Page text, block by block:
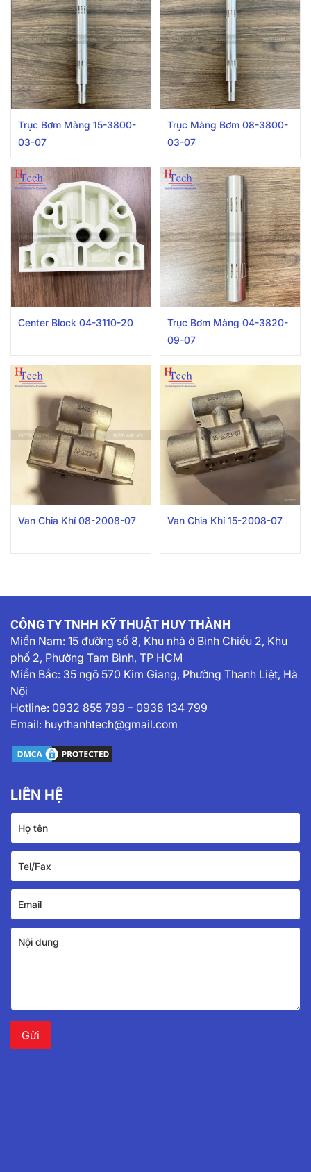
Trục Bơm Màng 15-3800-
03-07
Trục Màng Bơm 08-3800-
03-07
Center Block 04-3110-20
Trục Bơm Màng 04-3820-
09-07
Van Chia Khí 08-2008-07 Van Chia Khí 15-2008-07
CÔNG TY TNHH KỸ THUẬT HUY THÀNH
Miền Nam: 15 đường số 8, Khu nhà ở Bình Chiểu 2, Khu
phố 2, Phường Tam Bình, TP HCM
Miền Bắc: 35 ngõ 570 Kim Giang, Phường Thanh Liệt, Hà
Nội
Hotline: 0932 855 799 – 0938 134 799
Email: huythanhtech@gmail.com
LIÊN HỆ